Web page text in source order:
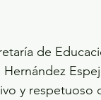
de
y respetuoso